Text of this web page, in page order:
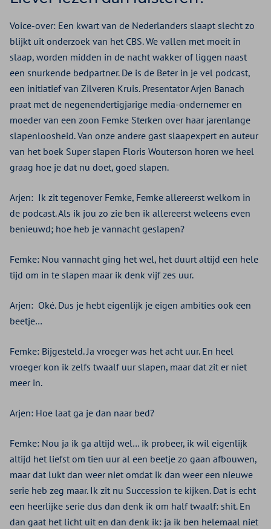
Voice-over: Een kwart van de Nederlanders slaapt slecht zo
blijkt uit onderzoek van het CBS. We vallen met moeit in
slaap, worden midden in de nacht wakker of liggen naast
een snurkende bedpartner. De is de Beter in je vel podcast,
een initiatief van Zilveren Kruis. Presentator Arjen Banach
praat met de negenendertigjarige media-ondernemer en
moeder van een zoon Femke Sterken over haar jarenlange
slapenloosheid. Van onze andere gast slaapexpert en auteur
van het boek Super slapen Floris Wouterson horen we heel
graag hoe je dat nu doet, goed slapen.
Arjen: Ik zit tegenover Femke, Femke allereerst welkom in
de podcast. Als ik jou zo zie ben ik allereerst weleens even
benieuwd; hoe heb je vannacht geslapen?
Femke: Nou vannacht ging het wel, het duurt altijd een hele
tijd om in te slapen maar ik denk vijf zes uur.
Arjen: Oké. Dus je hebt eigenlijk je eigen ambities ook een
beetje…
Femke: Bijgesteld. Ja vroeger was het acht uur. En heel
vroeger kon ik zelfs twaalf uur slapen, maar dat zit er niet
meer in.
Arjen: Hoe laat ga je dan naar bed?
Femke: Nou ja ik ga altijd wel… ik probeer, ik wil eigenlijk
altijd het liefst om tien uur al een beetje zo gaan afbouwen,
maar dat lukt dan weer niet omdat ik dan weer een nieuwe
serie heb zeg maar. Ik zit nu Succession te kijken. Dat is echt
een heerlijke serie dus dan denk ik om half twaalf: shit. En
dan gaat het licht uit en dan denk ik: ja ik ben helemaal niet